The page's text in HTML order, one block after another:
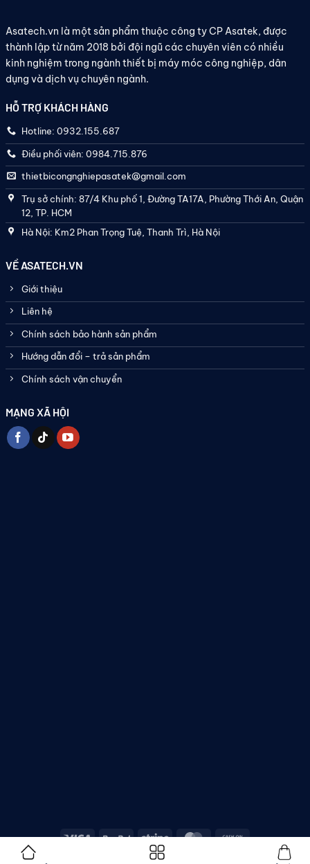
Asatech.vn là một sản phẩm thuộc công ty CP Asatek, được
thành lập từ năm 2018 bởi đội ngũ các chuyên viên có nhiều
kinh nghiệm trong ngành thiết bị máy móc công nghiệp, dân
dụng và dịch vụ chuyên ngành.
HỖ TRỢ KHÁCH HÀNG
Hotline: 0932.155.687
Điều phối viên: 0984.715.876
thietbicongnghiepasatek@gmail.com
Trụ sở chính: 87/4 Khu phố 1, Đường TA17A, Phường Thới An, Quận
12, TP. HCM
Hà Nội: Km2 Phan Trọng Tuệ, Thanh Trì, Hà Nội
VỀ ASATECH.VN
Giới thiệu
Liên hệ
Chính sách bảo hành sản phẩm
Hướng dẫn đổi – trả sản phẩm
Chính sách vận chuyển
MẠNG XÃ HỘI